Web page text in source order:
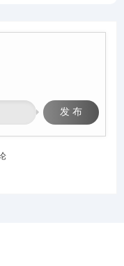
每一羽翱翔。
诚信三公监督管理措施，严厉
击作弊等恶劣行为，维护广
发 布